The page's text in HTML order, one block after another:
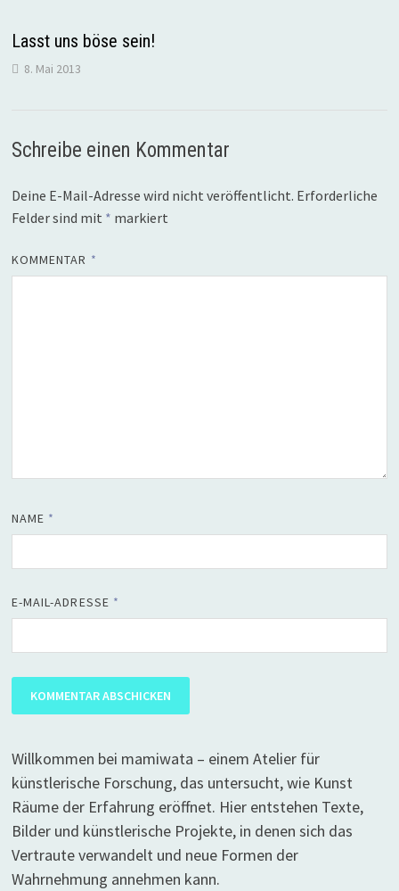
Lasst uns böse sein!
8. Mai 2013
Schreibe einen Kommentar
Deine E-Mail-Adresse wird nicht veröffentlicht. Erforderliche
Felder sind mit * markiert
KOMMENTAR *
NAME *
E-MAIL-ADRESSE *
Willkommen bei mamiwata – einem Atelier für
künstlerische Forschung, das untersucht, wie Kunst
Räume der Erfahrung eröffnet. Hier entstehen Texte,
Bilder und künstlerische Projekte, in denen sich das
Vertraute verwandelt und neue Formen der
Wahrnehmung annehmen kann.